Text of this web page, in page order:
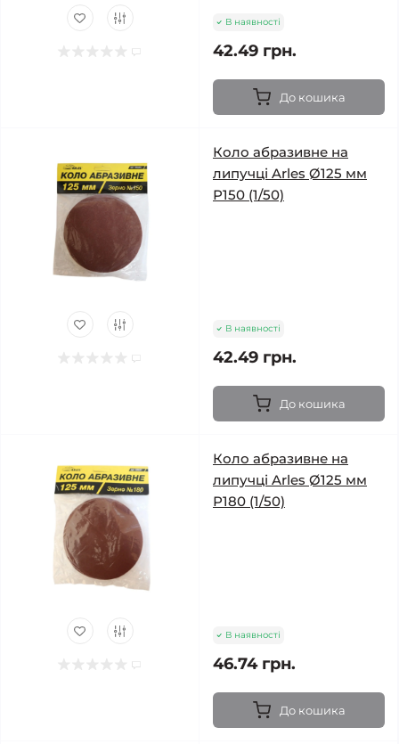
В наявності
42.49 грн.
До кошика
Коло абразивне на
липучці Arles Ø125 мм
Р150 (1/50)
В наявності
42.49 грн.
До кошика
Коло абразивне на
липучці Arles Ø125 мм
Р180 (1/50)
В наявності
46.74 грн.
До кошика